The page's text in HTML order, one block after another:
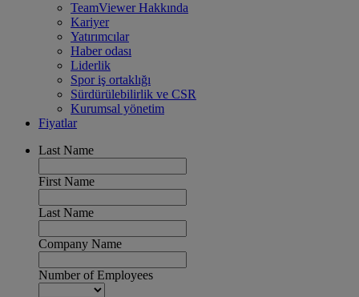
TeamViewer Hakkında
Kariyer
Yatırımcılar
Haber odası
Liderlik
Spor iş ortaklığı
Sürdürülebilirlik ve CSR
Kurumsal yönetim
Fiyatlar
Last Name
First Name
Last Name
Company Name
Number of Employees